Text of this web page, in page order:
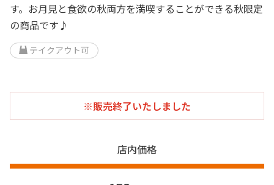
す。お月見と食欲の秋両方を満喫することができる秋限定
の商品です♪
テイクアウト可
※販売終了いたしました
店内価格